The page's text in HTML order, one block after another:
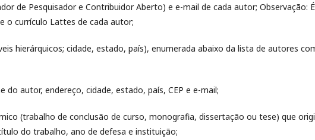
de Pesquisador e Contribuidor Aberto) e e-mail de cada autor; Observação: É
o currículo Lattes de cada autor;
hierárquicos; cidade, estado, país), enumerada abaixo da lista de autores
autor, endereço, cidade, estado, país, CEP e e-mail;
(trabalho de conclusão de curso, monografia, dissertação ou tese) que
do trabalho, ano de defesa e instituição;